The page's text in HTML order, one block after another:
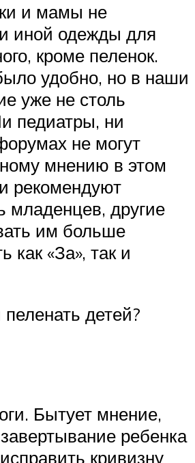
и мамы не
иной одежды для
кроме пеленок.
удобно, но в наши
уже не столь
педиатры, ни
не могут
мнению в этом
рекомендуют
младенцев, другие
им больше
как «За», так и
детей?
Бытует мнение,
завертывание ребенка
кривизну